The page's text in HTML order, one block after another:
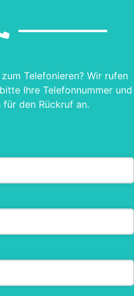
Telefonieren? Wir rufen
Ihre Telefonnummer und
für den Rückruf an.